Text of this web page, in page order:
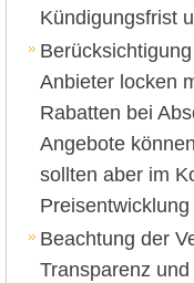
Kündigungsfrist
Anbieter locken
Rabatten bei
Angebote
sollten aber im
Beachtung der
Transparenz